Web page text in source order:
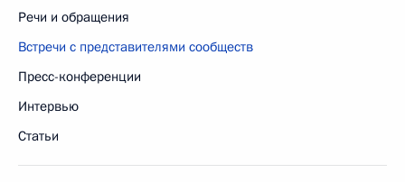
Речи и обращения
Встречи с представителями сообществ
Пресс-конференции
Интервью
Статьи